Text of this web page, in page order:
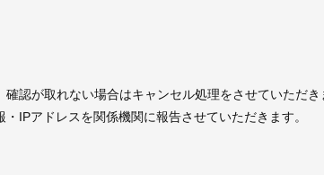
認が取れない場合はキャンセル処理をさせていただき
IPアドレスを関係機関に報告させていただきます。